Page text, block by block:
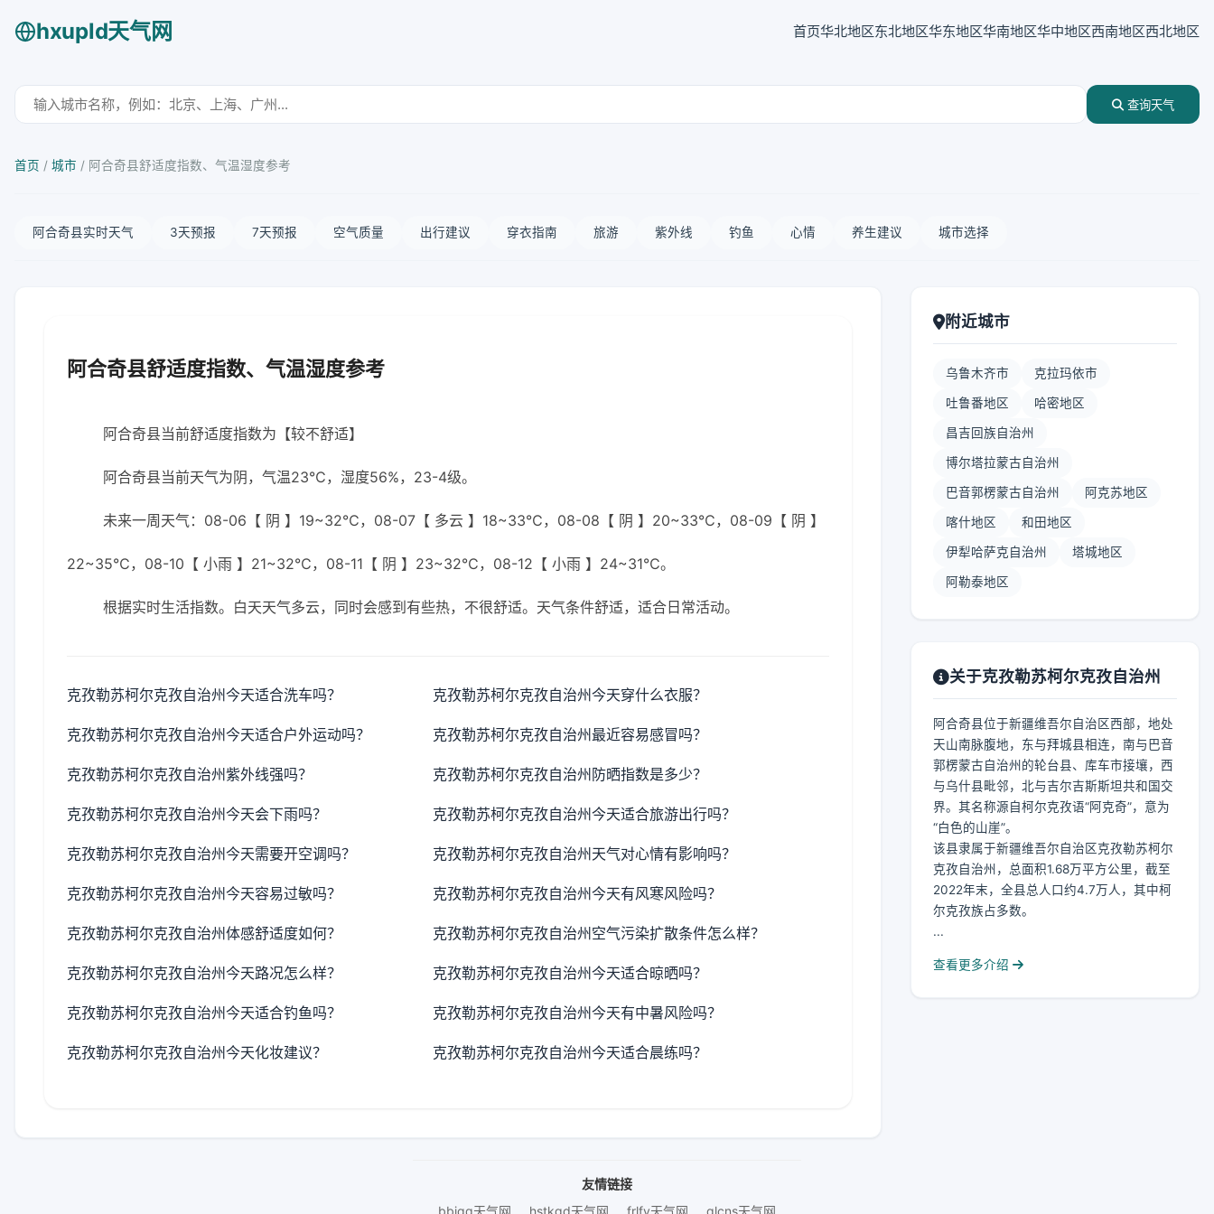
hxupld天气网 首页华北地区东北地区华东地区华南地区华中地区西南地区西北地区
查询天气
首页 / 城市 / 阿合奇县舒适度指数、气温湿度参考
阿合奇县实时天气 3天预报 7天预报 空气质量 出行建议 穿衣指南 旅游 紫外线 钓鱼 心情 养生建议 城市选择
阿合奇县舒适度指数、气温湿度参考
阿合奇县当前舒适度指数为【较不舒适】
阿合奇县当前天气为阴，气温23℃，湿度56%，23-4级。
未来一周天气：08-06【 阴 】19~32℃，08-07【 多云 】18~33℃，08-08【 阴 】20~33℃，08-09【 阴 】
22~35℃，08-10【 小雨 】21~32℃，08-11【 阴 】23~32℃，08-12【 小雨 】24~31℃。
根据实时生活指数。白天天气多云，同时会感到有些热，不很舒适。天气条件舒适，适合日常活动。
克孜勒苏柯尔克孜自治州今天适合洗车吗？ 克孜勒苏柯尔克孜自治州今天穿什么衣服？
克孜勒苏柯尔克孜自治州今天适合户外运动吗？ 克孜勒苏柯尔克孜自治州最近容易感冒吗？
克孜勒苏柯尔克孜自治州紫外线强吗？ 克孜勒苏柯尔克孜自治州防晒指数是多少？
克孜勒苏柯尔克孜自治州今天会下雨吗？ 克孜勒苏柯尔克孜自治州今天适合旅游出行吗？
克孜勒苏柯尔克孜自治州今天需要开空调吗？ 克孜勒苏柯尔克孜自治州天气对心情有影响吗？
克孜勒苏柯尔克孜自治州今天容易过敏吗？ 克孜勒苏柯尔克孜自治州今天有风寒风险吗？
克孜勒苏柯尔克孜自治州体感舒适度如何？ 克孜勒苏柯尔克孜自治州空气污染扩散条件怎么样？
克孜勒苏柯尔克孜自治州今天路况怎么样？ 克孜勒苏柯尔克孜自治州今天适合晾晒吗？
克孜勒苏柯尔克孜自治州今天适合钓鱼吗？ 克孜勒苏柯尔克孜自治州今天有中暑风险吗？
克孜勒苏柯尔克孜自治州今天化妆建议？ 克孜勒苏柯尔克孜自治州今天适合晨练吗？
附近城市
乌鲁木齐市 克拉玛依市
吐鲁番地区 哈密地区
昌吉回族自治州
博尔塔拉蒙古自治州
巴音郭楞蒙古自治州 阿克苏地区
喀什地区 和田地区
伊犁哈萨克自治州 塔城地区
阿勒泰地区
关于克孜勒苏柯尔克孜自治州
阿合奇县位于新疆维吾尔自治区西部，地处
天山南脉腹地，东与拜城县相连，南与巴音
郭楞蒙古自治州的轮台县、库车市接壤，西
与乌什县毗邻，北与吉尔吉斯斯坦共和国交
界。其名称源自柯尔克孜语“阿克奇”，意为
“白色的山崖”。
该县隶属于新疆维吾尔自治区克孜勒苏柯尔
克孜自治州，总面积1.68万平方公里，截至
2022年末，全县总人口约4.7万人，其中柯
尔克孜族占多数。
...
查看更多介绍
友情链接
bbjqq天气网
hstkgd天气网 frlfy天气网 qlcns天气网